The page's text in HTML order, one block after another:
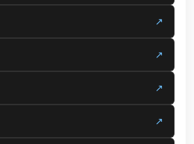
↗
↗
↗
↗